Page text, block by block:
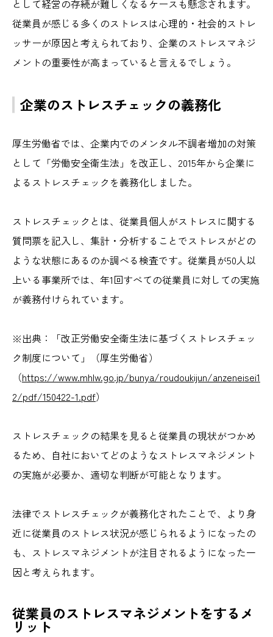
として経営の存続が難しくなるケースも懸念されます。
従業員が感じる多くのストレスは心理的・社会的ストレ
ッサーが原因と考えられており、企業のストレスマネジ
メントの重要性が高まっていると言えるでしょう。
企業のストレスチェックの義務化
厚生労働省では、企業内でのメンタル不調者増加の対策
として「労働安全衛生法」を改正し、2015年から企業に
よるストレスチェックを義務化しました。
ストレスチェックとは、従業員個人がストレスに関する
質問票を記入し、集計・分析することでストレスがどの
ような状態にあるのか調べる検査です。従業員が50人以
上いる事業所では、年1回すべての従業員に対しての実施
が義務付けられています。
※出典：「改正労働安全衛生法に基づくストレスチェッ
ク制度について」（厚生労働省）
（https://www.mhlw.go.jp/bunya/roudoukijun/anzeneisei1
2/pdf/150422-1.pdf）
ストレスチェックの結果を見ると従業員の現状がつかめ
るため、自社においてどのようなストレスマネジメント
の実施が必要か、適切な判断が可能となります。
法律でストレスチェックが義務化されたことで、より身
近に従業員のストレス状況が感じられるようになったの
も、ストレスマネジメントが注目されるようになった一
因と考えられます。
従業員のストレスマネジメントをするメ
リット